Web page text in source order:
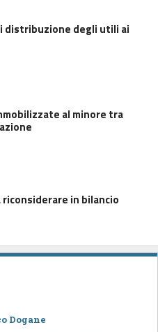
distribuzione degli utili ai
al minore tra
in bilancio
Dogane